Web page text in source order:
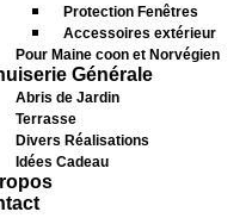
Protection Fenêtres
Accessoires extérieur
Pour Maine coon et Norvégien
Générale
Abris de Jardin
Terrasse
Divers Réalisations
Idées Cadeau